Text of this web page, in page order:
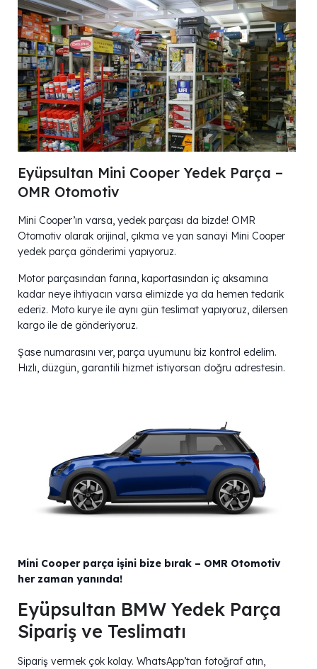
Eyüpsultan Mini Cooper Yedek Parça –
OMR Otomotiv
Mini Cooper’ın varsa, yedek parçası da bizde! OMR
Otomotiv olarak orijinal, çıkma ve yan sanayi Mini Cooper
yedek parça gönderimi yapıyoruz.
Motor parçasından farına, kaportasından iç aksamına
kadar neye ihtiyacın varsa elimizde ya da hemen tedarik
ederiz. Moto kurye ile aynı gün teslimat yapıyoruz, dilersen
kargo ile de gönderiyoruz.
Şase numarasını ver, parça uyumunu biz kontrol edelim.
Hızlı, düzgün, garantili hizmet istiyorsan doğru adrestesin.
Mini Cooper parça işini bize bırak – OMR Otomotiv
her zaman yanında!
Eyüpsultan BMW Yedek Parça
Sipariş ve Teslimatı
Sipariş vermek çok kolay. WhatsApp’tan fotoğraf atın,